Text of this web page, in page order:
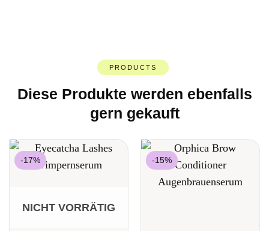
PRODUCTS
Diese Produkte werden ebenfalls
gern gekauft
-17%
NICHT VORRÄTIG
-15%